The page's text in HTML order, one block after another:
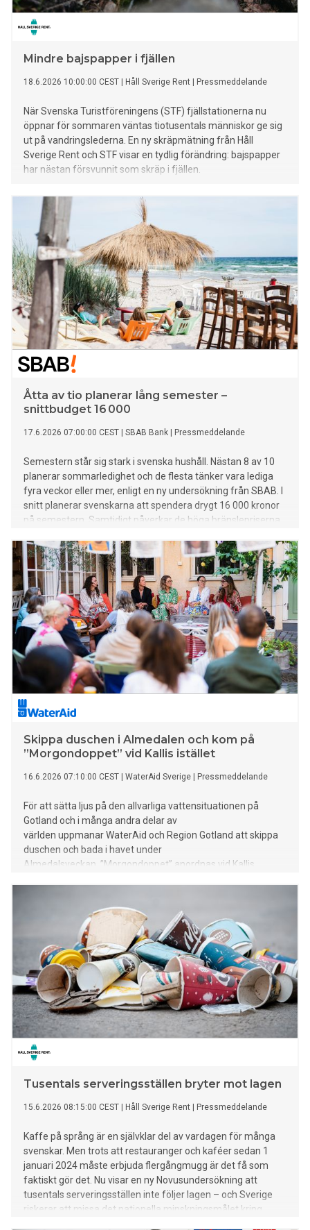
Mindre bajspapper i fjällen
18.6.2026 10:00:00 CEST Håll Sverige Rent Pressmeddelande
När Svenska Turistföreningens (STF) fjällstationerna nu
öppnar för sommaren väntas tiotusentals människor ge sig
ut på vandringslederna. En ny skräpmätning från Håll
Sverige Rent och STF visar en tydlig förändring: bajspapper
har nästan försvunnit som skräp i fjällen.
Åtta av tio planerar lång semester –
snittbudget 16 000
17.6.2026 07:00:00 CEST SBAB Bank Pressmeddelande
Semestern står sig stark i svenska hushåll. Nästan 8 av 10
planerar sommarledighet och de flesta tänker vara lediga
fyra veckor eller mer, enligt en ny undersökning från SBAB. I
snitt planerar svenskarna att spendera drygt 16 000 kronor
på semestern. Samtidigt påverkar de höga bränslepriserna
tänkt flyga. En av tre har ändrat sina planer till följd av detta.
De struntar i att flyga, avvaktar med att boka eller flyger
någon annanstans än de först planerat.
Skippa duschen i Almedalen och kom på
”Morgondoppet” vid Kallis istället
16.6.2026 07:10:00 CEST WaterAid Sverige Pressmeddelande
För att sätta ljus på den allvarliga vattensituationen på
Gotland och i många andra delar av
världen uppmanar WaterAid och Region Gotland att skippa
duschen och bada i havet under
Almedalsveckan. ”Morgondoppet” anordnas vid Kallis
generalsekreterare Anna Nilsdotter närvarar.
Tusentals serveringsställen bryter mot lagen
15.6.2026 08:15:00 CEST Håll Sverige Rent Pressmeddelande
Kaffe på språng är en självklar del av vardagen för många
svenskar. Men trots att restauranger och kaféer sedan 1
januari 2024 måste erbjuda flergångmugg är det få som
faktiskt gör det. Nu visar en ny Novusundersökning att
tusentals serveringsställen inte följer lagen – och Sverige
riskerar att missa det nationella minskningsmålet kring